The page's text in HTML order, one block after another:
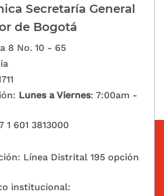
Secretaría General
de Bogotá
8 No. 10 - 65
Lunes a Viernes: 7:00am -
1 601 3813000
Línea Distrital 195 opción
institucional: